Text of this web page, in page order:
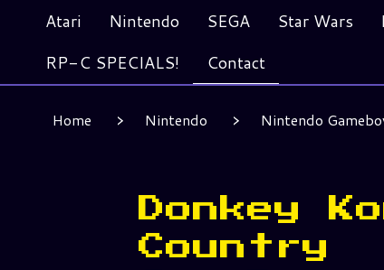
Atari Nintendo SEGA Star Wars
RP-C SPECIALS!
Contact
Home Nintendo Nintendo
Donkey
Country